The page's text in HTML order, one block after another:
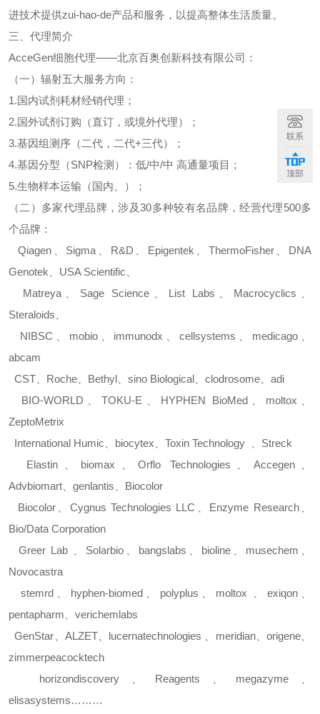
进技术提供zui-hao-de产品和服务，以提高整体生活质量。
三、代理简介
AcceGen细胞代理——北京百奥创新科技有限公司：
（一）辐射五大服务方向：
1.国内试剂耗材经销代理；
2.国外试剂订购（直订，或境外代理）；
3.基因组测序（二代，二代+三代）；
4.基因分型（SNP检测）：低/中/中 高通量项目；
5.生物样本运输（国内、）；
（二）多家代理品牌，涉及30多种较有名品牌，经营代理500多
个品牌：
Qiagen
Sigma R&D Epigentek ThermoFisher、 DNA
Genotek
USA Scientific
Matreya、 Sage Science List Labs Macrocyclics
Steraloids
NIBSC
mobio、 immunodx 、cellsystems medicago
abcam
CST
Roche Bethyl sino Biological clodrosome
adi
BIO-WORLD 、TOKU-E HYPHEN BioMed、 moltox
ZeptoMetrix
International Humic
biocytex Toxin Technology
Streck
Elastin
biomax Orflo Technologies Accegen、
Advbiomart
genlantis
Biocolor
Biocolor、 Cygnus Technologies LLC Enzyme Research、
Bio/Data Corporation
Greer Lab
Solarbio bangslabs bioline musechem
Novocastra
stemrd、 hyphen-biomed、 polyplus moltox exiqon、
pentapharm
verichemlabs
GenStar
ALZET、 lucernatechnologies meridian、 origene、
zimmerpeacocktech
horizondiscovery、 Reagents megazyme、
elisasystems………
联系
顶部